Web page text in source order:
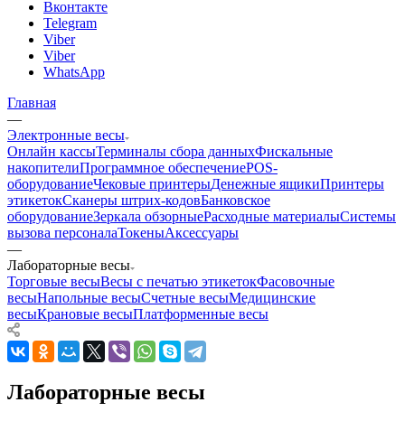
Вконтакте
Telegram
Viber
Viber
WhatsApp
Главная
—
Электронные весы
Онлайн кассыТерминалы сбора данныхФискальные
накопителиПрограммное обеспечениеPOS-
оборудованиеЧековые принтерыДенежные ящикиПринтеры
этикетокСканеры штрих-кодовБанковское
оборудованиеЗеркала обзорныеРасходные материалыСистемы
вызова персоналаТокеныАксессуары
—
Лабораторные весы
Торговые весыВесы с печатью этикетокФасовочные
весыНапольные весыСчетные весыМедицинские
весыКрановые весыПлатформенные весы
Лабораторные весы